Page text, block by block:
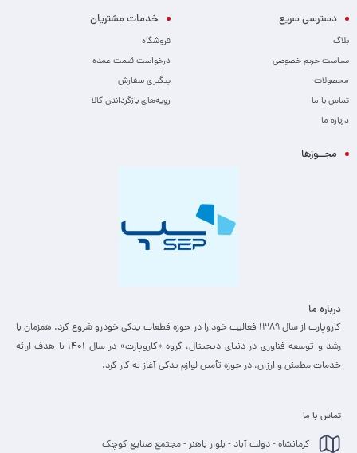
دسترسی سریع
بلاگ
سیاست حریم خصوصی
محصولات
تماس با ما
درباره ما
خدمات مشتریان
فروشگاه
درخواست قیمت عمده
پیگیری سفارش
رویه‌های بازگرداندن کالا
مجــوزها
درباره ما
کاروپارت از سال ۱۳۸۹ فعالیت خود را در حوزه قطعات یدکی خودرو شروع کرد. همزمان با
رشد و توسعه فناوری در دنیای دیجیتال، گروه «کاروپارت» در سال ۱۴۰۱ با هدف ارائه
خدمات مطمئن و ارزان، ­در حوزه تأمین لوازم یدکی آغاز به کار کرد.
تماس با ما
کرمانشاه - دولت آباد - بلوار باهنر - مجتمع صنایع کوچک